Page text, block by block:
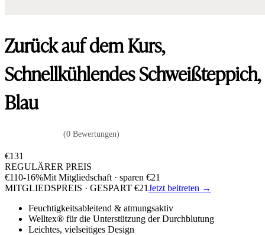
Zurück auf dem Kurs,
Schnellkühlendes Schweißteppich,
Blau
(0 Bewertungen)
€131
REGULÄRER PREIS
€110-16%Mit Mitgliedschaft · sparen €21
MITGLIEDSPREIS · GESPART €21Jetzt beitreten →
Feuchtigkeitsableitend & atmungsaktiv
Welltex® für die Unterstützung der Durchblutung
Leichtes, vielseitiges Design